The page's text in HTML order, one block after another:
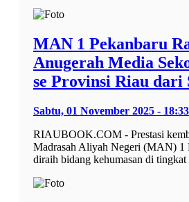
MAN 1 Pekanbaru
Anugerah Media
se Provinsi Riau dari
Sabtu, 01 November 2025 -
RIAUBOOK.COM - Prestasi
Madrasah Aliyah Negeri (MAN) 1
diraih bidang kehumasan di